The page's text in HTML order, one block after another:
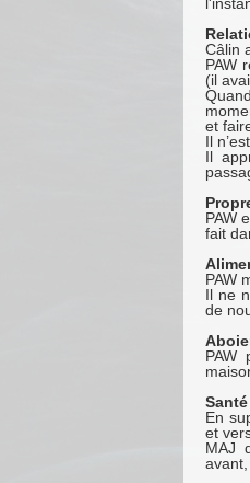
Câlin
PAW
(il
et
Il
Il
PAW
fait
PAW
Il ne
de
PAW
Santé
En
et
MAJ